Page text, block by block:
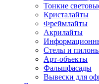
Тонкие
Кристалайты
Фреймлайты
Акрилайты
Стелы и
Арт-объекты
Фальшфасады
Вывески для